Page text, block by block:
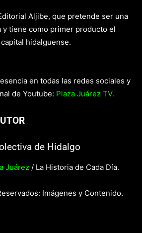
Aljibe, que pretende ser una
y tiene como primer producto el
hidalguense.
en todas las redes sociales y
de Youtube: Plaza Juárez TV.
de Hidalgo
Juárez / La Historia de Cada Día.
Imágenes y Contenido.